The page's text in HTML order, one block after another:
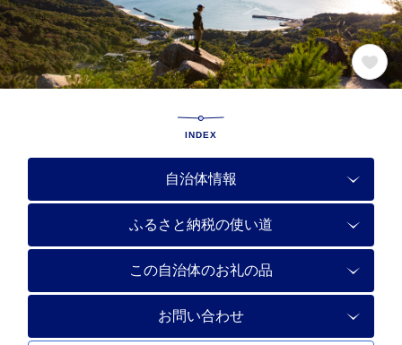
INDEX
自治体情報
ふるさと納税の使い道
この自治体のお礼の品
お問い合わせ